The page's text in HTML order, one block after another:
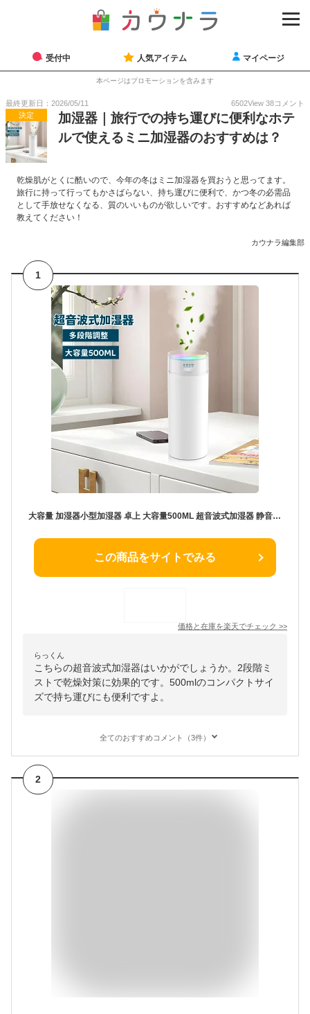
受付中 人気アイテム マイページ
本ページはプロモーションを含みます
最終更新日：2026/05/11 6502View 38コメント
決定
加湿器｜旅行での持ち運びに便利なホテ
ルで使えるミニ加湿器のおすすめは？
乾燥肌がとくに酷いので、今年の冬はミニ加湿器を買おうと思ってます。
旅行に持って行ってもかさばらない、持ち運びに便利で、かつ冬の必需品
として手放せなくなる、質のいいものが欲しいです。おすすめなどあれば
教えてください！
カウナラ編集部
1
大容量 加湿器小型加湿器 卓上 大容量500ML 超音波式加湿器 静音加湿器 デスク 寝室 オフィス 車用 リビング 水漏れ防止 2段階ミスト USB給電式 長時間加湿 静音 ミニ加湿器 ポータブル加湿器 自動停止機能 クリスマス/誕生日/新年 プレゼント
この商品をサイトでみる
価格と在庫を楽天でチェック >>
らっくん
こちらの超音波式加湿器はいかがでしょうか。2段階ミ
ストで乾燥対策に効果的です。500mlのコンパクトサイ
ズで持ち運びにも便利ですよ。
全てのおすすめコメント（3件）
2